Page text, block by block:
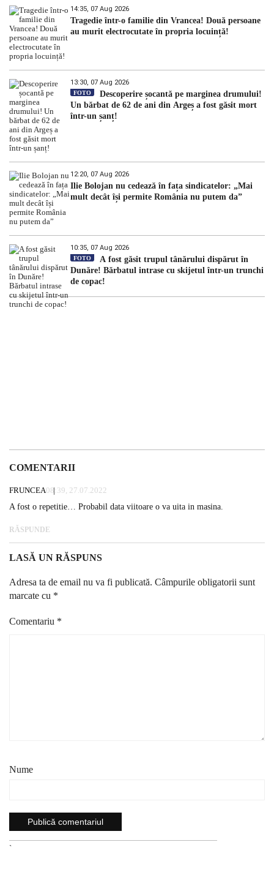
14:35, 07 Aug 2026
Tragedie într-o familie din Vrancea! Două persoane
au murit electrocutate în propria locuință!
13:30, 07 Aug 2026
FOTO
Descoperire șocantă pe marginea drumului!
Un bărbat de 62 de ani din Argeș a fost găsit mort
într-un șanț!
12:20, 07 Aug 2026
Ilie Bolojan nu cedează în fața sindicatelor: „Mai
mult decât își permite România nu putem da”
10:35, 07 Aug 2026
FOTO
A fost găsit trupul tânărului dispărut în
Dunăre! Bărbatul intrase cu skijetul într-un trunchi
de copac!
COMENTARII
FRUNCEA08:39, 27.07.2022
A fost o repetitie… Probabil data viitoare o va uita in masina.
RĂSPUNDE
LASĂ UN RĂSPUNS
Adresa ta de email nu va fi publicată. Câmpurile obligatorii sunt
marcate cu *
Comentariu *
Nume
`